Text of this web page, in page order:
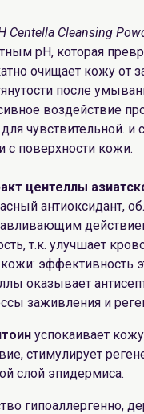
Centella Cleansing
pH, которая
очищает кожу от
после
воздействие
для чувствительной.
с поверхности кожи.
центеллы
т.к. улучшает
эффективность
оказывает
заживления и
успокаивает
стимулирует
слой эпидермиса.
гипоаллергенно,